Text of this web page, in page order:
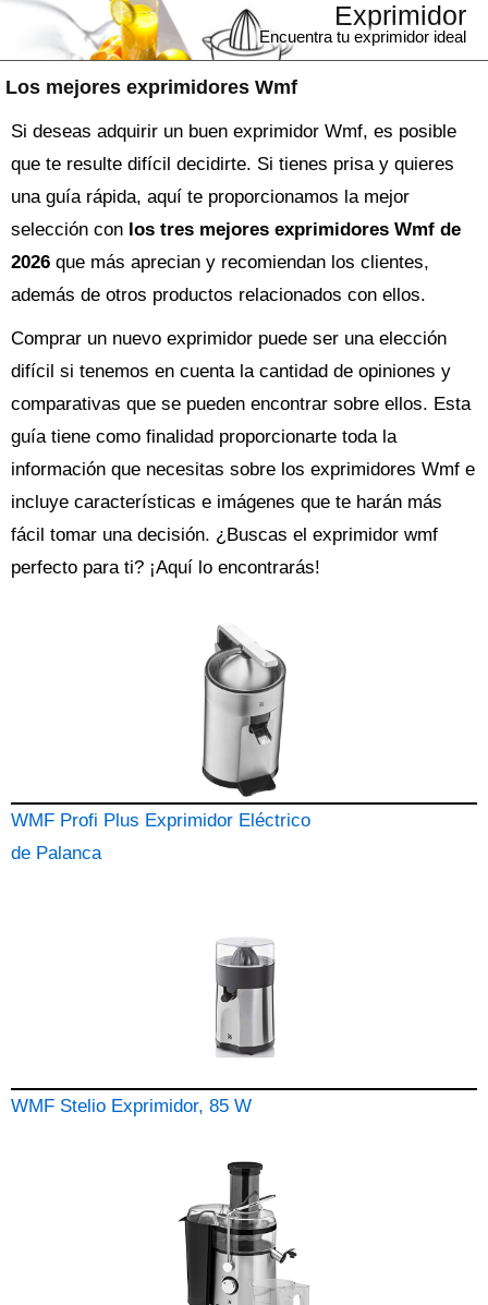
Los mejores exprimidores Wmf
Exprimidor
Encuentra tu exprimidor ideal
Si deseas adquirir un buen exprimidor Wmf, es posible
que te resulte difícil decidirte. Si tienes prisa y quieres
una guía rápida, aquí te proporcionamos la mejor
selección con los tres mejores exprimidores Wmf de
2026 que más aprecian y recomiendan los clientes,
además de otros productos relacionados con ellos.
Comprar un nuevo exprimidor puede ser una elección
difícil si tenemos en cuenta la cantidad de opiniones y
comparativas que se pueden encontrar sobre ellos. Esta
guía tiene como finalidad proporcionarte toda la
información que necesitas sobre los exprimidores Wmf e
incluye características e imágenes que te harán más
fácil tomar una decisión. ¿Buscas el exprimidor wmf
perfecto para ti? ¡Aquí lo encontrarás!
WMF Profi Plus Exprimidor Eléctrico
de Palanca
WMF Stelio Exprimidor, 85 W